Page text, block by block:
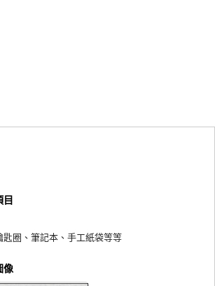
匙圈、筆記本、手工紙袋等等
像